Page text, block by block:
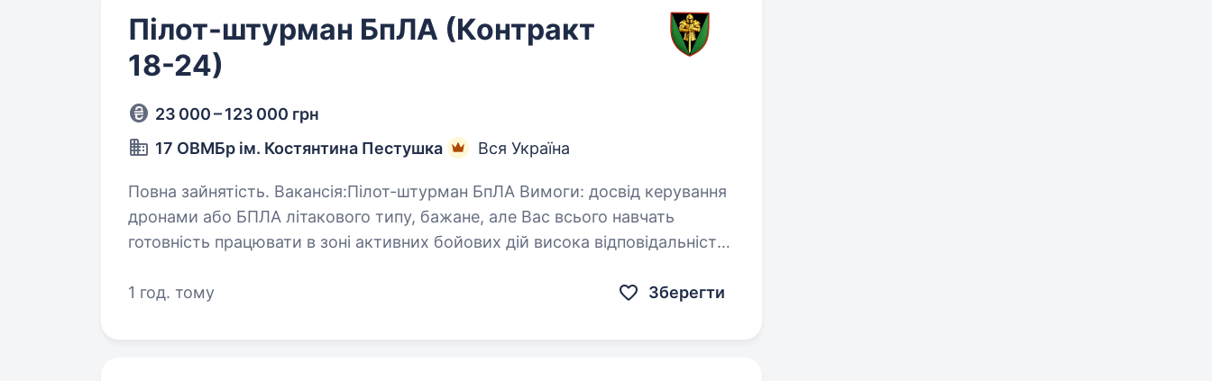
Пілот-штурман БпЛА (Контракт
18-24)
23 000 – 123 000 грн
17 ОВМБр ім. Костянтина Пестушка
Вся Україна
Повна зайнятість. Вакансія:Пілот-штурман БпЛА Вимоги: досвід керування
дронами або БПЛА літакового типу, бажане, але Вас всього навчать
готовність працювати в зоні активних бойових дій висока відповідальність
1 год. тому
Зберегти